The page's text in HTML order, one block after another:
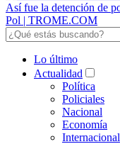
Lo último
Actualidad
Política
Policiales
Nacional
Economía
Internacional